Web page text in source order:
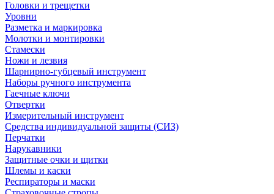
Головки и трещетки
Уровни
Разметка и маркировка
Молотки и монтировки
Стамески
Ножи и лезвия
Шарнирно-губцевый инструмент
Наборы ручного инструмента
Гаечные ключи
Отвертки
Измерительный инструмент
Средства индивидуальной защиты (СИЗ)
Перчатки
Нарукавники
Защитные очки и щитки
Шлемы и каски
Респираторы и маски